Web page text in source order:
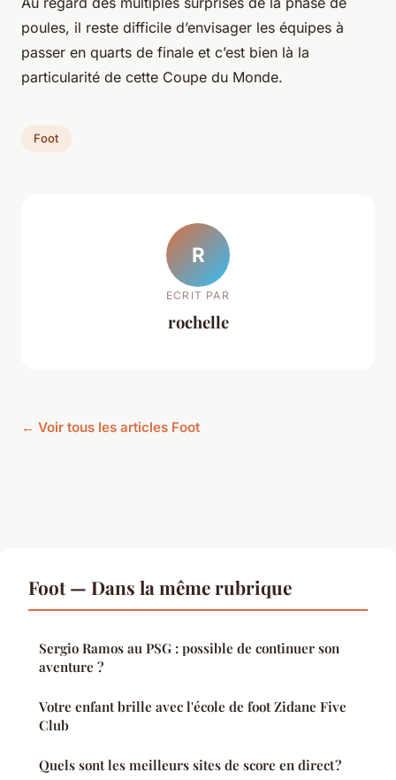
poules, il reste difficile d’envisager les équipes à
passer en quarts de finale et c’est bien là la
particularité de cette Coupe du Monde.
Foot
R
ECRIT PAR
rochelle
← Voir tous les articles Foot
Foot — Dans la même rubrique
Sergio Ramos au PSG : possible de continuer son
aventure ?
Votre enfant brille avec l'école de foot Zidane Five
Club
Quels sont les meilleurs sites de score en direct ?